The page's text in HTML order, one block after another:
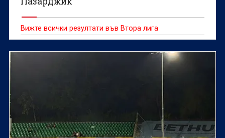
Вижте всички резултати във Втора лига